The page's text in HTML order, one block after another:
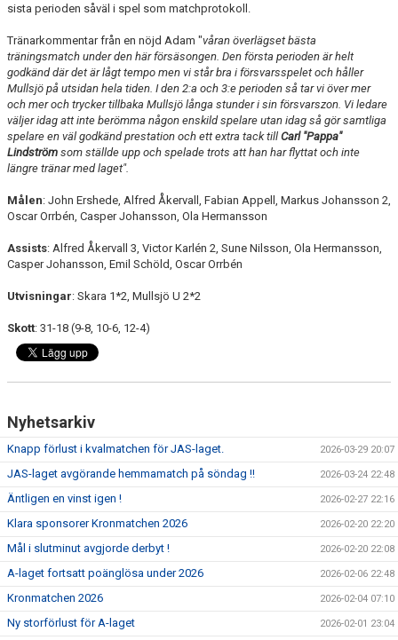
VÅRA LAG
WEBSHOP
MEDLEMSAVGIFTER
50/50 LOTTERI
sista perioden såväl i spel som matchprotokoll.
Tränarkommentar från en nöjd Adam "våran överlägset bästa
träningsmatch under den här försäsongen. Den första perioden är helt
godkänd där det är lågt tempo men vi står bra i försvarsspelet och håller
Mullsjö på utsidan hela tiden. I den 2:a och 3:e perioden så tar vi över mer
och mer och trycker tillbaka Mullsjö långa stunder i sin försvarszon. Vi ledare
väljer idag att inte berömma någon enskild spelare utan idag så gör samtliga
spelare en väl godkänd prestation och ett extra tack till Carl "Pappa"
Lindström som ställde upp och spelade trots att han har flyttat och inte
längre tränar med laget".
Målen: John Ershede, Alfred Åkervall, Fabian Appell, Markus Johansson 2,
Oscar Orrbén, Casper Johansson, Ola Hermansson
Assists: Alfred Åkervall 3, Victor Karlén 2, Sune Nilsson, Ola Hermansson,
Casper Johansson, Emil Schöld, Oscar Orrbén
Utvisningar: Skara 1*2, Mullsjö U 2*2
Skott: 31-18 (9-8, 10-6, 12-4)
Nyhetsarkiv
Knapp förlust i kvalmatchen för JAS-laget. 2026-03-29 20:07
JAS-laget avgörande hemmamatch på söndag !! 2026-03-24 22:48
Äntligen en vinst igen ! 2026-02-27 22:16
Klara sponsorer Kronmatchen 2026 2026-02-20 22:20
Mål i slutminut avgjorde derbyt ! 2026-02-20 22:08
A-laget fortsatt poänglösa under 2026 2026-02-06 22:48
Kronmatchen 2026 2026-02-04 07:10
Ny storförlust för A-laget 2026-02-01 23:04